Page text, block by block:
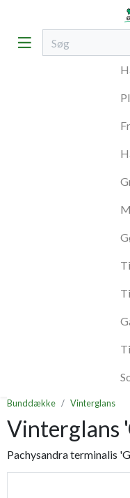
Bunddække Vinterglans
Vinterglans
Pachysandra terminalis